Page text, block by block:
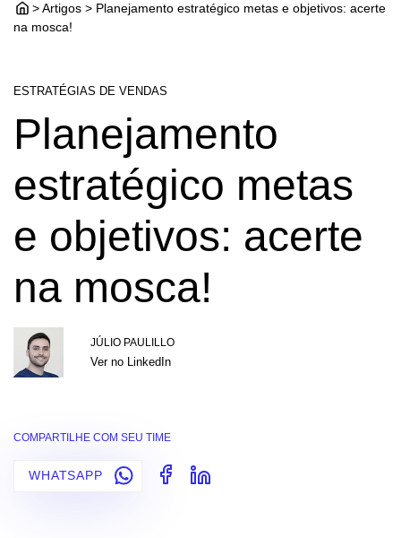
> Artigos > Planejamento estratégico metas e objetivos: acerte
na mosca!
ESTRATÉGIAS DE VENDAS
Planejamento
estratégico metas
e objetivos: acerte
na mosca!
JÚLIO PAULILLO
Ver no LinkedIn
COMPARTILHE COM SEU TIME
WHATSAPP